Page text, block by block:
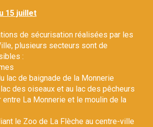
15 juillet
de sécurisation réalisées par les
plusieurs secteurs sont de
:
lac de baignade de la Monnerie
des oiseaux et au lac des pêcheurs
La Monnerie et le moulin de la
le Zoo de La Flèche au centre-ville